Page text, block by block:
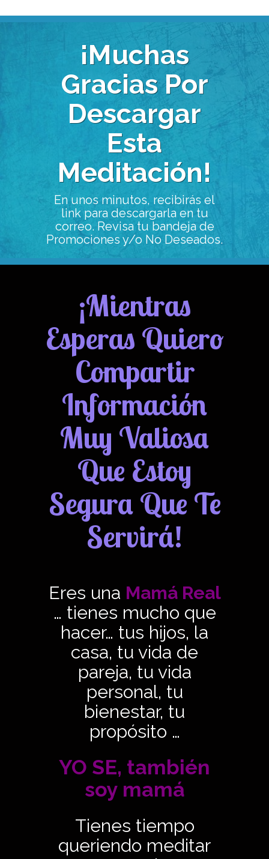
¡Muchas
Gracias Por
Descargar
Esta
Meditación!
En unos minutos, recibirás el
link para descargarla en tu
correo. Revisa tu bandeja de
Promociones y/o No Deseados.
¡Mientras
Esperas Quiero
Compartir
Información
Muy Valiosa
Que Estoy
Segura Que Te
Servirá!
Eres una Mamá Real
… tienes mucho que
hacer… tus hijos, la
casa, tu vida de
pareja, tu vida
personal, tu
bienestar, tu
propósito …
YO SE, también
soy mamá
Tienes tiempo
queriendo meditar